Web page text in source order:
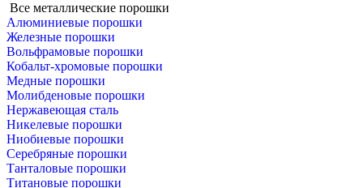
Все металлические порошки
Алюминиевые порошки
Железные порошки
Вольфрамовые порошки
Кобальт-хромовые порошки
Медные порошки
Молибденовые порошки
Нержавеющая сталь
Никелевые порошки
Ниобиевые порошки
Серебряные порошки
Танталовые порошки
Титановые порошки